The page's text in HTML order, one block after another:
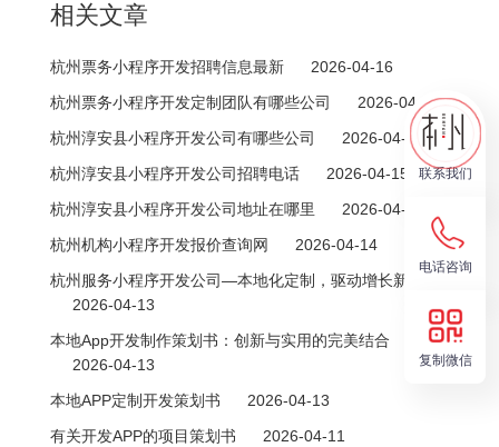
情况、知识点同步练习和
析和个性化推荐，帮你查
漏补缺巩固所学知识操作
简单、省时省力、功能强
大、有效提高学习成绩。
动态
相关文章
杭州票务小程序开发招聘信息最新
2026-04-16
杭州票务小程序开发定制团队有哪些公司
2026-04-16
杭州淳安县小程序开发公司有哪些公司
2026-04-15
杭州淳安县小程序开发公司招聘电话
2026-04-15
杭州淳安县小程序开发公司地址在哪里
2026-04-14
杭州机构小程序开发报价查询网
2026-04-14
杭州服务小程序开发公司—本地化定制，驱动增长新引擎
2026-04-13
本地App开发制作策划书：创新与实用的完美结合
2026-04-13
本地APP定制开发策划书
2026-04-13
有关开发APP的项目策划书
2026-04-11
联系我们
电话咨询
复制微信